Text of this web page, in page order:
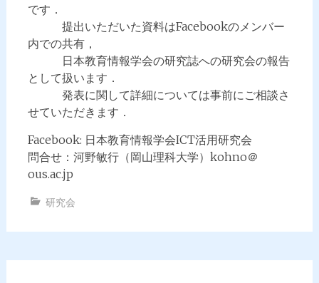
です．
提出いただいた資料はFacebookのメンバー
内での共有，
日本教育情報学会の研究誌への研究会の報告
として扱います．
発表に関して詳細については事前にご相談さ
せていただきます．
Facebook: 日本教育情報学会ICT活用研究会
問合せ：河野敏行（岡山理科大学）kohno＠
ous.ac.jp
研究会